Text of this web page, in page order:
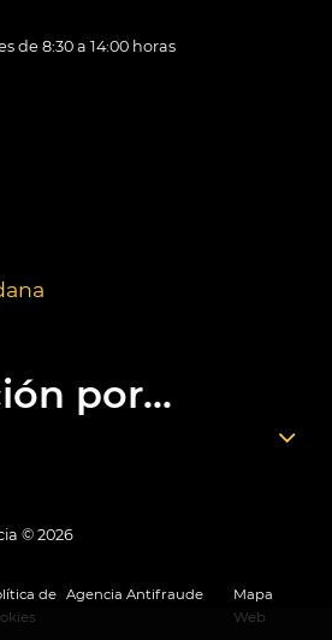
de 8:30 a 14:00 horas
por...
© 2026
de Agencia Antifraude
Mapa
Web